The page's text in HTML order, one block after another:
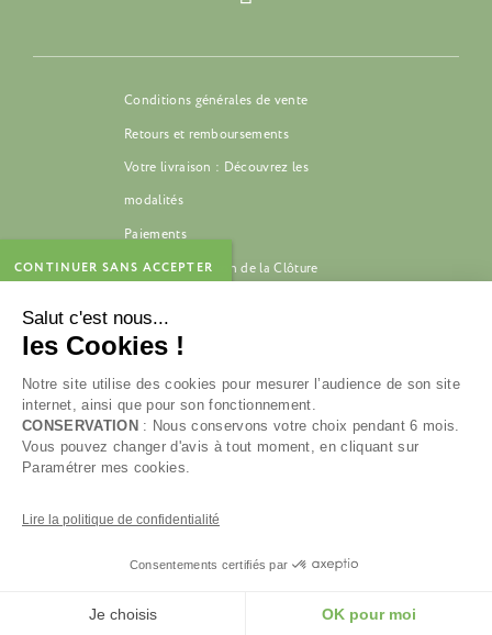
Conditions générales de vente
Retours et remboursements
Votre livraison : Découvrez les
modalités
Paiements
FAQ de La Maison de la Clôture
Piquet clôture
Mentions légales
CONTINUER SANS ACCEPTER
Salut c'est nous...
les Cookies !
Notre site utilise des cookies pour mesurer l’audience de son site
internet, ainsi que pour son fonctionnement.
CONSERVATION : Nous conservons votre choix pendant 6 mois.
Vous pouvez changer d'avis à tout moment, en cliquant sur
Paramétrer mes cookies.
Lire la politique de confidentialité
Consentements certifiés par
Je choisis OK pour moi